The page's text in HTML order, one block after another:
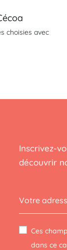
choisies avec
Inscrivez-
découvrir
Ces
dans ce